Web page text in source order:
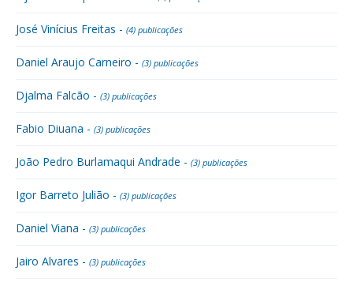
José Vinícius Freitas - (4) publicações
Daniel Araujo Carneiro - (3) publicações
Djalma Falcão - (3) publicações
Fabio Diuana - (3) publicações
João Pedro Burlamaqui Andrade - (3) publicações
Igor Barreto Julião - (3) publicações
Daniel Viana - (3) publicações
Jairo Alvares - (3) publicações